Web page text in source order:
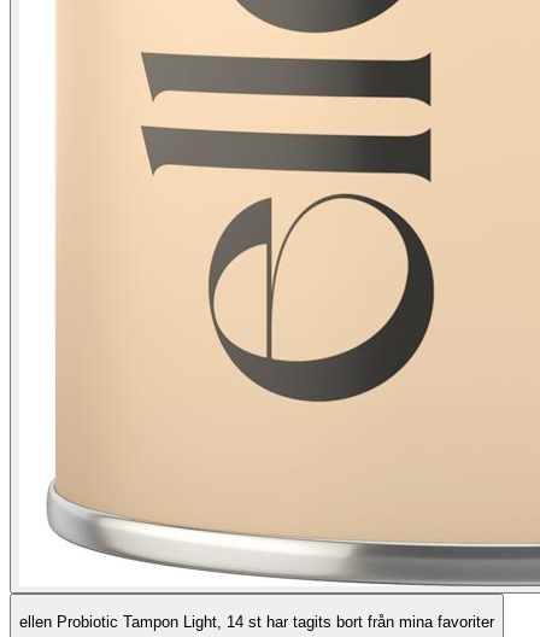
ellen Probiotic Tampon Light, 14 st har tagits bort från mina favoriter